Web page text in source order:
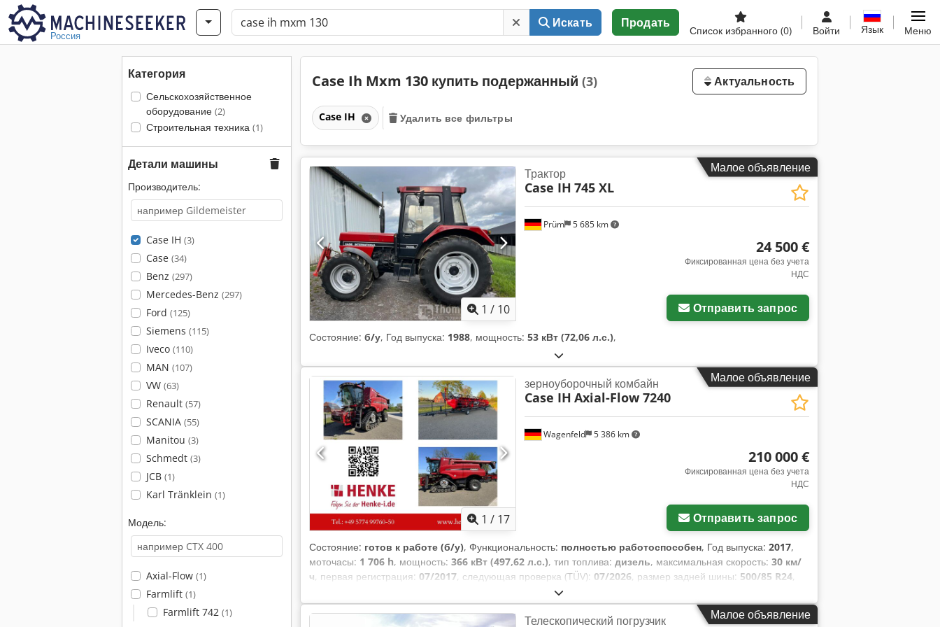
Россия
Искать Продать
Список избранного (0) Войти Язык Меню
Категория
Сельскохозяйственное
оборудование (2)
Строительная техника (1)
Детали машины
Производитель:
Case IH (3)
Case (34)
Benz (297)
Mercedes-Benz (297)
Ford (125)
Siemens (115)
Iveco (110)
MAN (107)
VW (63)
Renault (57)
SCANIA (55)
Manitou (3)
Schmedt (3)
JCB (1)
Karl Tränklein (1)
Модель:
Axial-Flow (1)
Farmlift (1)
Farmlift 742 (1)
Case Ih Mxm 130 купить подержанный (3) Актуальность
Case IH Удалить все фильтры
Малое объявление
1 / 10
Prüm 5 685 km
Трактор
Case IH 745 XL
24 500 €
Фиксированная цена без учета
НДС
Отправить запрос
Состояние: б/у, Год выпуска: 1988, мощность: 53 кВт (72,06 л.с.),
Малое объявление
1 / 17
Wagenfeld 5 386 km
зерноуборочный комбайн
Case IH Axial-Flow 7240
210 000 €
Фиксированная цена без учета
НДС
Отправить запрос
Состояние: готов к работе (б/у), Функциональность: полностью работоспособен, Год выпуска: 2017,
моточасы: 1 706 h, мощность: 366 кВт (497,62 л.с.), тип топлива: дизель, максимальная скорость: 30 км/
ч, первая регистрация: 07/2017, следующая проверка (TÜV): 07/2026, размер задней шины: 500/85 R24,
, Оборудование:
прицепное устройство, рапсовый стол, По поручению владельца мы предлагаем к продаже
следующий подержанный товар: Комбайн Case-IH AF 7240 со ST-ротором Номер шасси: YHG233775
Малое объявление
Телескопический погрузчик